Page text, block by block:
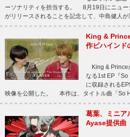
ーソナリティを担当する。 8月19日にニュー
がリリースされることを記念して、中島健人
King &
作ビハインド
King & Prince
なる1st EP『
に収録される
映像を公開した。 本作は、タイトル曲「So
葛葉、ミニア
Ayase提供曲